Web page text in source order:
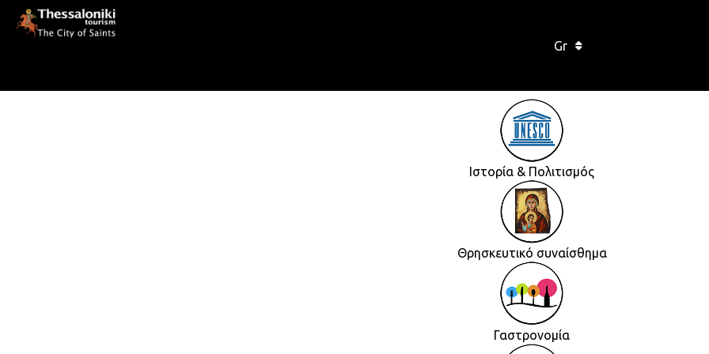
Gr
Ιστορία & Πολιτισμός
Θρησκευτικό συναίσθημα
Γαστρονομία